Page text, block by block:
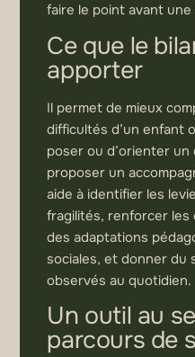
faire le point avant
Ce que le
apporter
Il permet de mieux
difficultés d’un enfant
poser ou d’orienter
proposer un
aide à identifier les
fragilités, renforcer
des adaptations
sociales, et donner du
observés au quotidien.
Un outil au
parcours de